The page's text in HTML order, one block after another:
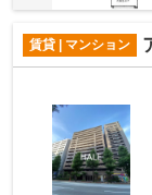
賃貸 | マンション